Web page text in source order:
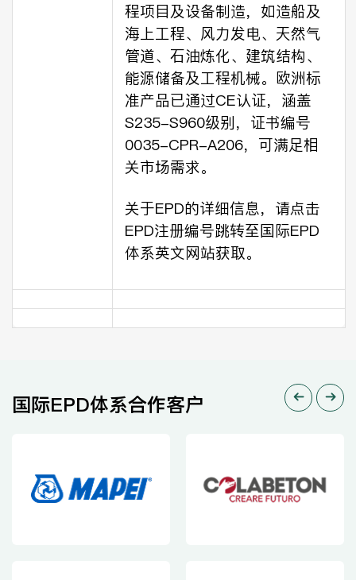
程项目及设备制造，如造船及
海上工程、风力发电、天然气
管道、石油炼化、建筑结构、
能源储备及工程机械。欧洲标
准产品已通过CE认证，涵盖
S235-S960级别，证书编号
0035-CPR-A206，可满足相
关市场需求。
关于EPD的详细信息，请点击
EPD注册编号跳转至国际EPD
体系英文网站获取。
国际EPD体系合作客户